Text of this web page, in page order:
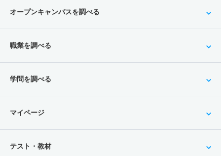
オープンキャンパスを調べる
職業を調べる
学問を調べる
マイページ
テスト・教材